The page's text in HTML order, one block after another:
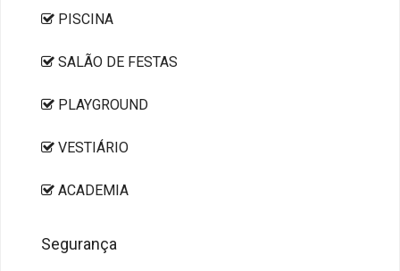
PISCINA
SALÃO DE FESTAS
PLAYGROUND
VESTIÁRIO
ACADEMIA
Segurança